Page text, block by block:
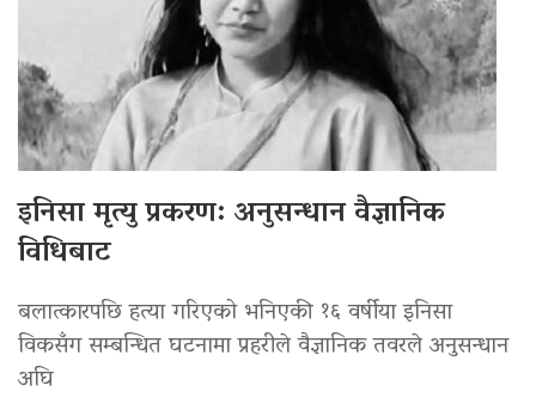
इनिसा मृत्यु प्रकरण: अनुसन्धान वैज्ञानिक
विधिबाट
बलात्कारपछि हत्या गरिएको भनिएकी १६ वर्षीया इनिसा
विकसँग सम्बन्धित घटनामा प्रहरीले वैज्ञानिक तवरले अनुसन्धान
अघि